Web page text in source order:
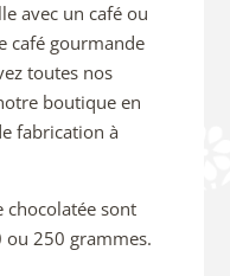
avec un café ou
café gourmande
toutes nos
boutique en
fabrication à
chocolatée sont
ou 250 grammes.